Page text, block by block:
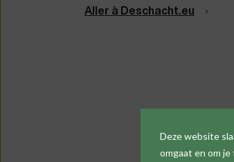
Deze website
omgaat en om
Aller à Deschacht.eu